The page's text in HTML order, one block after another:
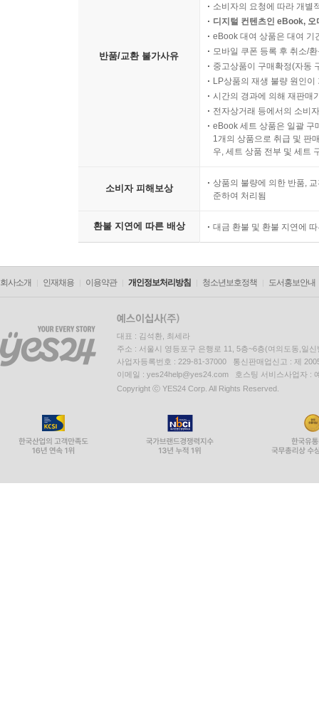
반품/교환 불가사유
소비자의 요청에 따라 개별
디지털 컨텐츠인 eBook,
eBook 대여 상품은 대여 기
모바일 쿠폰 등록 후 취소/
중고상품이 구매확정(자동
LP상품의 재생 불량 원인
시간의 경과에 의해 재판매
전자상거래 등에서의 소비
eBook 세트 상품은 일괄 구
1개의 상품으로 취급 및 판
우, 세트 상품 전부 및 세트
소비자 피해보상
상품의 불량에 의한 반품,
준하여 처리됨
환불 지연에 따른 배상 대금 환불 및 환불 지연에
회사소개 인재채용 이용약관 개인정보처리방침 청소년보호정책 도서홍보안내
대표 : 김석환, 최세라
주소 : 서울시 영등포구 은행로 11, 5층~6층(여의도동,일신
사업자등록번호 : 229-81-37000 통신판매업신고 : 제
이메일 : yes24help@yes24.com 호스팅 서비스사업자 :
Copyright ⓒ YES24 Corp. All Rights Reserved.